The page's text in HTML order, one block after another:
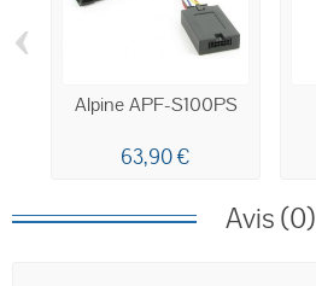
Alpine APF-S100PS
63,90 €
‹
Avis (0)